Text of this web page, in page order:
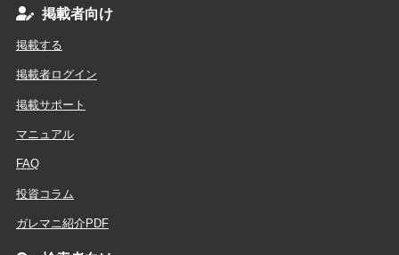
掲載者向け
掲載する
掲載者ログイン
掲載サポート
マニュアル
FAQ
投資コラム
ガレマニ紹介PDF